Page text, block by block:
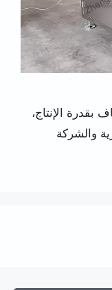
بقدرة الإنتاج،
والشركة